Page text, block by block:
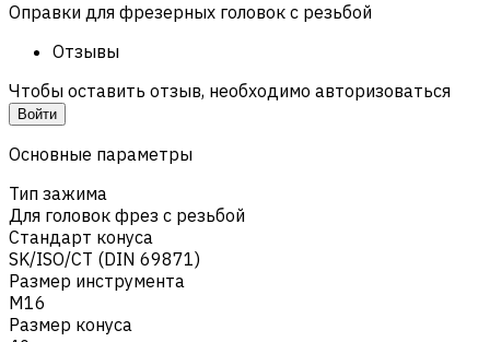
Оправки для фрезерных головок с резьбой
Отзывы
Чтобы оставить отзыв, необходимо авторизоваться
Войти
Основные параметры
Тип зажима
Для головок фрез с резьбой
Стандарт конуса
SK/ISO/CT (DIN 69871)
Размер инструмента
M16
Размер конуса